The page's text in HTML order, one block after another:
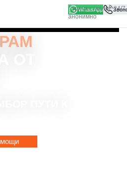
WhatsApp
на то, что
Хорошо